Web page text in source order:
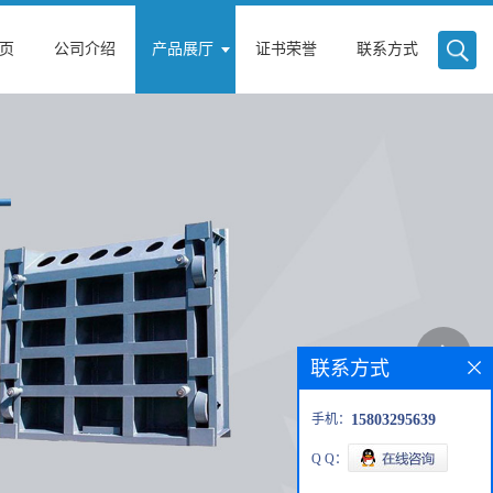
公司介绍 产品展厅 证书荣誉 联系方式
联系方式
手机： 15803295639
Q Q：